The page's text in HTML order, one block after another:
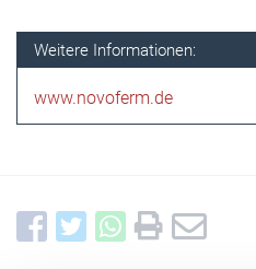
Weitere Informationen:
www.novoferm.de